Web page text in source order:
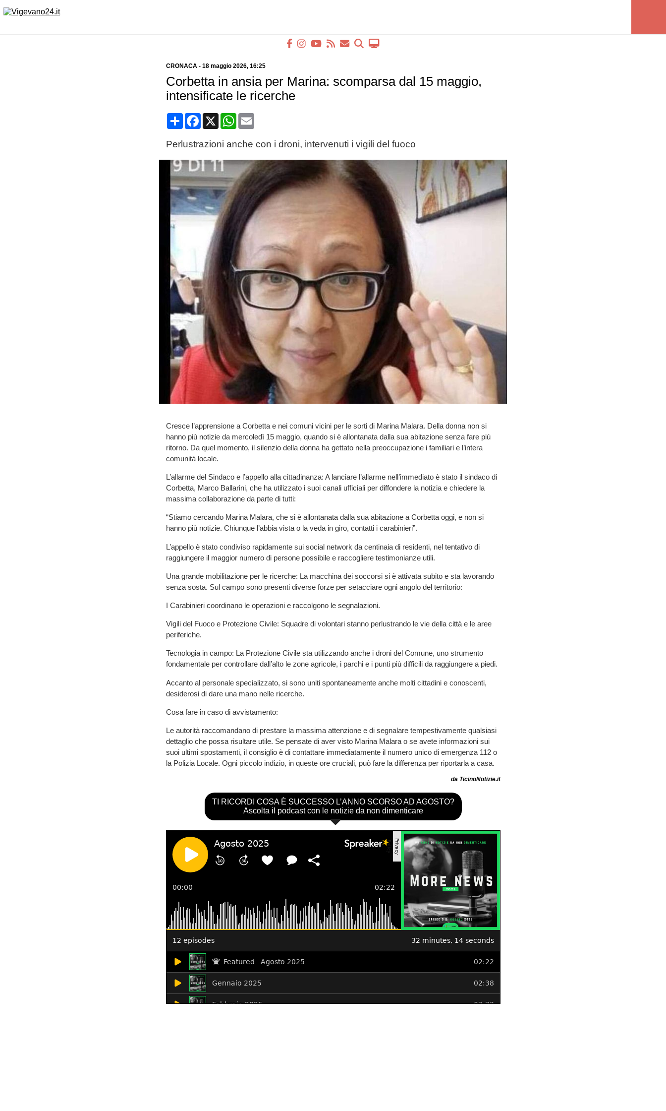
CRONACA- 18 maggio 2026, 16:25
Corbetta in ansia per Marina: scomparsa dal 15 maggio,
intensificate le ricerche
CondividiFacebook
X WhatsApp
Email
Perlustrazioni anche con i droni, intervenuti i vigili del fuoco
Cresce l’apprensione a Corbetta e nei comuni vicini per le sorti di Marina Malara. Della donna non si
hanno più notizie da mercoledì 15 maggio, quando si è allontanata dalla sua abitazione senza fare più
ritorno. Da quel momento, il silenzio della donna ha gettato nella preoccupazione i familiari e l’intera
comunità locale.
L’allarme del Sindaco e l’appello alla cittadinanza: A lanciare l’allarme nell’immediato è stato il sindaco di
Corbetta, Marco Ballarini, che ha utilizzato i suoi canali ufficiali per diffondere la notizia e chiedere la
massima collaborazione da parte di tutti:
“Stiamo cercando Marina Malara, che si è allontanata dalla sua abitazione a Corbetta oggi, e non si
hanno più notizie. Chiunque l’abbia vista o la veda in giro, contatti i carabinieri”.
L’appello è stato condiviso rapidamente sui social network da centinaia di residenti, nel tentativo di
raggiungere il maggior numero di persone possibile e raccogliere testimonianze utili.
Una grande mobilitazione per le ricerche: La macchina dei soccorsi si è attivata subito e sta lavorando
senza sosta. Sul campo sono presenti diverse forze per setacciare ogni angolo del territorio:
I Carabinieri coordinano le operazioni e raccolgono le segnalazioni.
Vigili del Fuoco e Protezione Civile: Squadre di volontari stanno perlustrando le vie della città e le aree
periferiche.
Tecnologia in campo: La Protezione Civile sta utilizzando anche i droni del Comune, uno strumento
fondamentale per controllare dall’alto le zone agricole, i parchi e i punti più difficili da raggiungere a piedi.
Accanto al personale specializzato, si sono uniti spontaneamente anche molti cittadini e conoscenti,
desiderosi di dare una mano nelle ricerche.
Cosa fare in caso di avvistamento:
Le autorità raccomandano di prestare la massima attenzione e di segnalare tempestivamente qualsiasi
dettaglio che possa risultare utile. Se pensate di aver visto Marina Malara o se avete informazioni sui
suoi ultimi spostamenti, il consiglio è di contattare immediatamente il numero unico di emergenza 112 o
la Polizia Locale. Ogni piccolo indizio, in queste ore cruciali, può fare la differenza per riportarla a casa.
da TicinoNotizie.it
TI RICORDI COSA È SUCCESSO L’ANNO SCORSO AD AGOSTO?
Ascolta il podcast con le notizie da non dimenticare